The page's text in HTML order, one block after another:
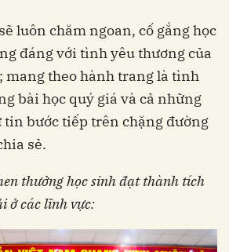
luôn chăm ngoan, cố gắng học
đáng với tình yêu thương của
mang theo hành trang là tình
bài học quý giá và cả những
tin bước tiếp trên chặng đường
sẻ.
thưởng học sinh đạt thành tích
ở các lĩnh vực: